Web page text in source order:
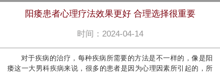
阳痿患者心理疗法效果更好 合理选择很重要
时间：2024-04-14
对于疾病的治疗，每种疾病所需要的方法是不一样的，像是阳
痿这一大男科疾病来说，很多的患者是因为心理因素所引起的，所